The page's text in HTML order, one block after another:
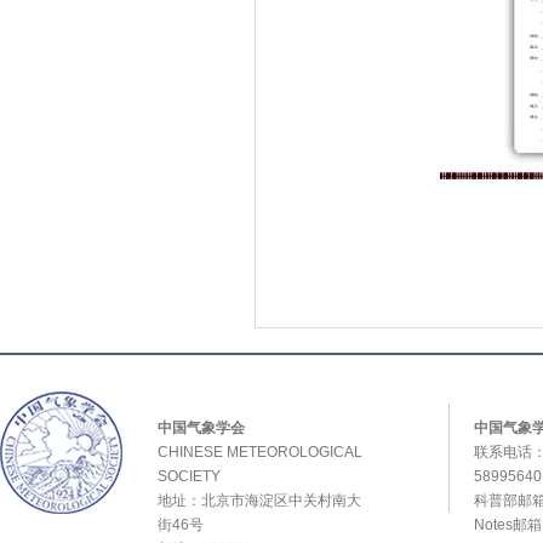
中国气象学会
CHINESE METEOROLOGICAL
SOCIETY
地址：北京市海淀区中关村南大
街46号
中国气象
联系电话
科普部邮
Notes邮